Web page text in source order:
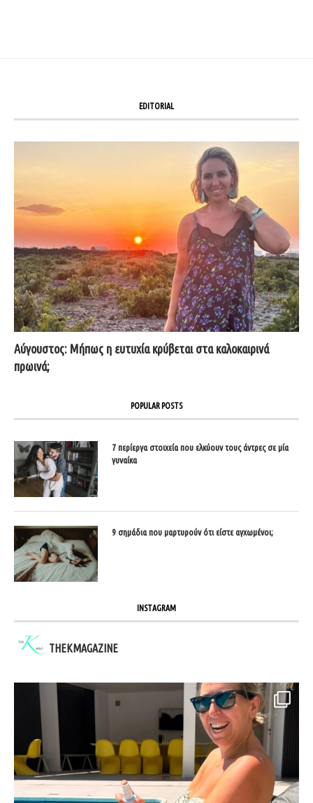
EDITORIAL
Αύγουστος: Μήπως η ευτυχία κρύβεται στα καλοκαιρινά
πρωινά;
POPULAR POSTS
7 περίεργα στοιχεία που ελκύουν τους άντρες σε μία
γυναίκα
9 σημάδια που μαρτυρούν ότι είστε αγχωμένοι;
INSTAGRAM
THEKMAGAZINE